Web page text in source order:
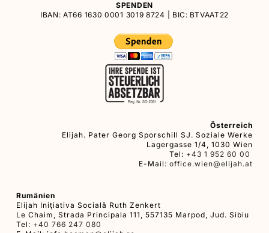
SPENDEN
IBAN: AT66 1630 0001 3019 8724 | BIC: BTVAAT22
Österreich
Elijah. Pater Georg Sporschill SJ. Soziale Werke
Lagergasse 1/4, 1030 Wien
Tel: +43 1 952 60 00
E-Mail: office.wien@elijah.at
Rumänien
Elijah Iniţiativa Socială Ruth Zenkert
Le Chaim, Strada Principala 111, 557135 Marpod, Jud. Sibiu
Tel: +40 766 247 080